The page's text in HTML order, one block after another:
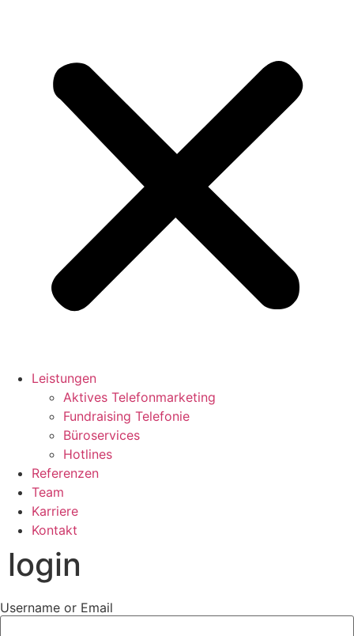
Leistungen
Aktives Telefonmarketing
Fundraising Telefonie
Büroservices
Hotlines
Referenzen
Team
Karriere
Kontakt
login
Username or Email